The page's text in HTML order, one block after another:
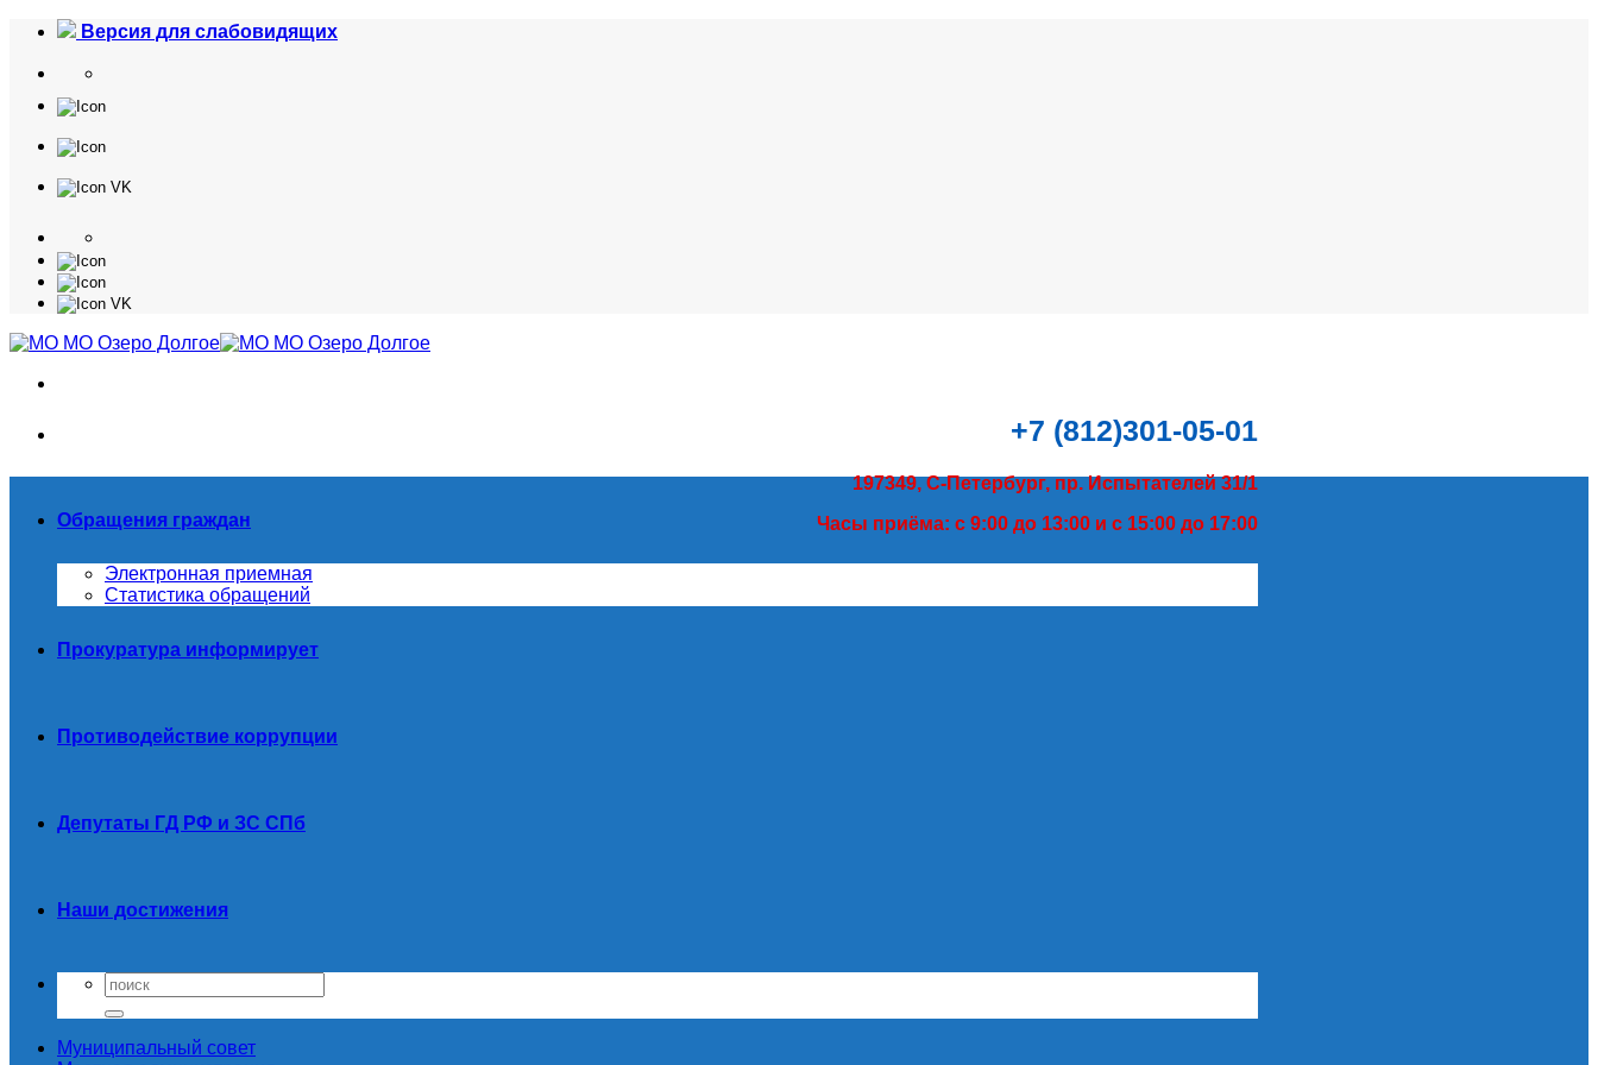
Skip
content
Версия для слабовидящих
+7 (812)301-05-01
197349, С-Петербург, пр. Испытателей 31/1
Часы приёма: с 9:00 до 13:00 и с 15:00 до 17:00
Обращения граждан
Электронная приемная
Статистика обращений
Прокуратура информирует
Противодействие коррупции
Депутаты ГД РФ и ЗС СПб
Наши достижения
Муниципальный совет